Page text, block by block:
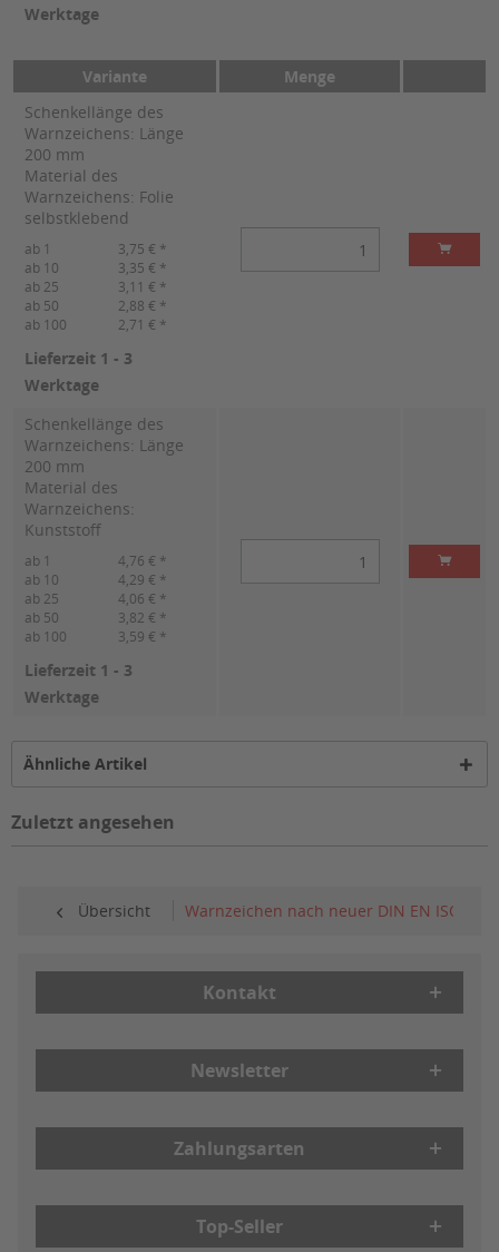
Werktage
Variante
Menge
Schenkellänge des
Warnzeichens: Länge
200 mm
Material des
Warnzeichens: Folie
selbstklebend
ab 1
3,75 € *
ab 10
3,35 € *
ab 25
3,11 € *
ab 50
2,88 € *
ab 100
2,71 € *
Lieferzeit 1 - 3
Werktage
Schenkellänge des
Warnzeichens: Länge
200 mm
Material des
Warnzeichens:
Kunststoff
ab 1
4,76 € *
ab 10
4,29 € *
ab 25
4,06 € *
ab 50
3,82 € *
ab 100
3,59 € *
Lieferzeit 1 - 3
Werktage
Ähnliche Artikel
Zuletzt angesehen
Übersicht Warnzeichen nach neuer DIN EN ISO
Kontakt
Newsletter
Zahlungsarten
Top-Seller